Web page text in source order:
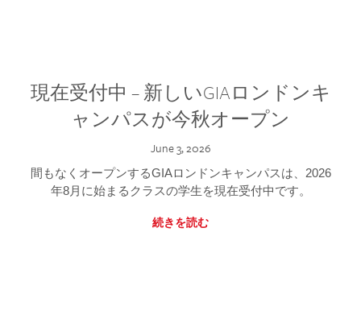
現在受付中 – 新しいGIAロンドンキ
ャンパスが今秋オープン
June 3, 2026
間もなくオープンするGIAロンドンキャンパスは、2026
年8月に始まるクラスの学生を現在受付中です。
続きを読む